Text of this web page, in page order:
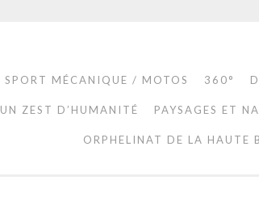
SPORT MÉCANIQUE / MOTOS 360°
UN ZEST D’HUMANITÉ PAYSAGES ET
ORPHELINAT DE LA HAUTE